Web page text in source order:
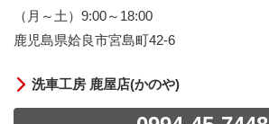
（月～土）9:00～18:00
鹿児島県姶良市宮島町42-6
洗車工房 鹿屋店(かのや)